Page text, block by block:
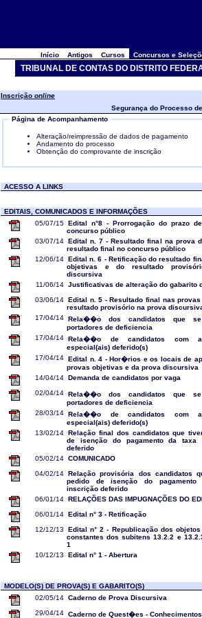
Início Antigos Cursos Concursos e
TRIBUNAL DE CONTAS DO DISTRITO
Inscrição online
Segurança do Processo
Página de Acompanhamento
Alteração/reimpressão de dados de pagamento
Andamento do processo
Obtenção do comprovante de inscrição
ACESSO A LINKS
EDITAIS, COMUNICADOS E INFORMAÇÕES
05/07/15 Edital n°8 - Prorrogação do prazo
concurso público
03/07/14 Edital n. 7 - Resultado final na prova
resultado final no concurso público
12/06/14 Edital n. 6 - Retificação do resultado
objetivas e do resultado
discursiva
11/06/14 Justificativas de alteração do gabarito
03/06/14 Edital n. 5 - Resultado final nas
resultado provisório na prova
17/04/14 Rela��o dos candidatos que se
portadores de deficiencia
17/04/14 Rela��o de candidatos com
especial(ais) deferido(s)
17/04/14 Edital n. 4 - Hor�rios e os locais de
provas objetivas e da prova discursiva
14/04/14 Demanda de candidatos por vaga
02/04/14 Rela��o dos candidatos que se
portadores de deficiencia
28/03/14 Rela��o de candidatos com
especial(ais) deferido(s)
13/02/14 Relação final dos candidatos que
de isenção do pagamento da taxa
deferido
05/02/14 COMUNICADO
04/02/14 Relação provisória dos candidatos
pedido de isenção do
inscrição deferido
06/01/14 RELAÇÕES DAS IMPUGNAÇÕES DO
06/01/14 Edital n° 3 - Retificação
12/12/13
Edital n° 2 - Republicação dos
constantes dos subitens 13.2.2 e
1
10/12/13
Edital n° 1 - Abertura
MODELO(S) DE PROVA(S) E GABARITO(S)
02/05/14 Caderno de Prova Discursiva
29/04/14 Caderno de Quest�es -